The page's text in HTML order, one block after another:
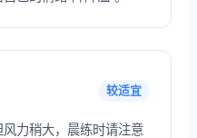
较适宜
力稍大，晨练时请注意